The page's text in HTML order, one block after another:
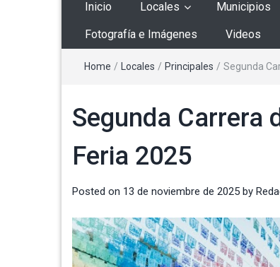
Inicio Locales Municipios
Fotografía e Imágenes Videos
Home / Locales / Principales / Segunda
Segunda Carrera
Feria 2025
Posted on 13 de noviembre de 2025 by